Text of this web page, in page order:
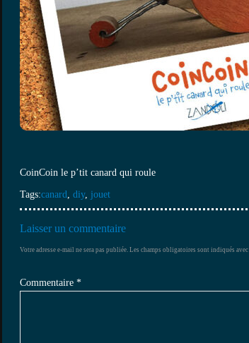
CoinCoin le p’tit canard qui roule
Tags:canard, diy, jouet
Laisser un commentaire
Votre adresse e-mail ne sera pas publiée. Les champs obligatoires sont indiqués avec
Commentaire *